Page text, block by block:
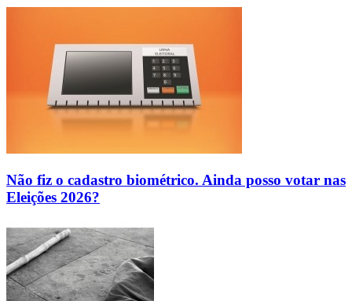
Não fiz o cadastro biométrico. Ainda posso votar nas
Eleições 2026?